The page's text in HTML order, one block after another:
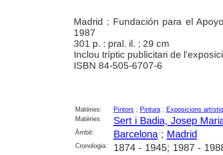
Madrid : Fundación para el
1987
301 p. : pral. il. ; 29 cm
Inclou tríptic publicitari de
ISBN 84-505-6707-6
Matèries: Pintors ; Pintura; Exposicions
Matèries:
Sert i Badia, Josep
Àmbit: Barcelona; Madrid
Cronologia: 1874 - 1945; 1987 -